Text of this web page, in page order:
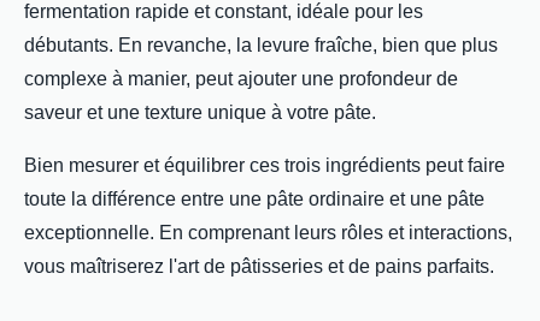
fermentation rapide et constant, idéale pour les
débutants. En revanche, la levure fraîche, bien que plus
complexe à manier, peut ajouter une profondeur de
saveur et une texture unique à votre pâte.
Bien mesurer et équilibrer ces trois ingrédients peut faire
toute la différence entre une pâte ordinaire et une pâte
exceptionnelle. En comprenant leurs rôles et interactions,
vous maîtriserez l'art de pâtisseries et de pains parfaits.